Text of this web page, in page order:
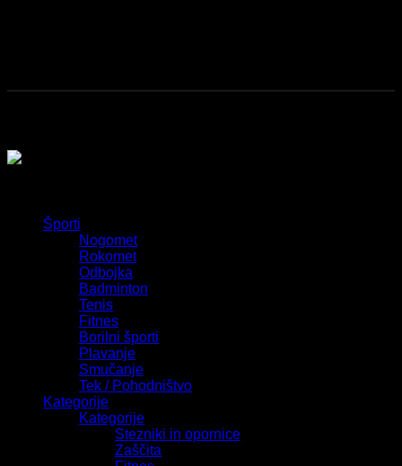
Športi
Nogomet
Rokomet
Odbojka
Badminton
Tenis
Fitnes
Borilni športi
Plavanje
Smučanje
Tek / Pohodništvo
Kategorije
Kategorije
Stezniki in opornice
Zaščita